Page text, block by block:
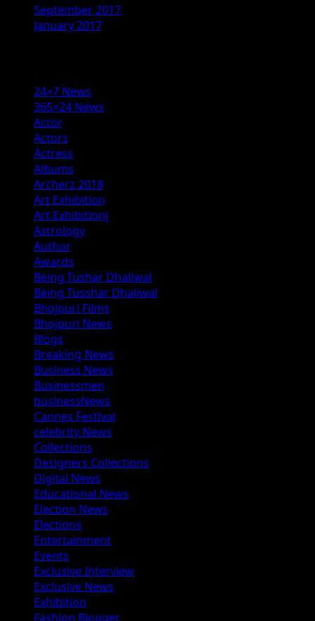
September 2017
January 2017
24×7 News
365×24 News
Actor
Actors
Actress
Albums
Archerz 2018
Art Exhibition
Art Exhibitionj
Astrology
Author
Awards
Being Tushar Dhaliwal
Being Tusshar Dhaliwal
Bhojpuri Films
Bhojpuri News
Blogs
Breaking News
Business News
Businessmen
businessNews
Cannes Festival
celebrity News
Collections
Designers Collections
Digital News
Educational News
Election News
Elections
Entertainment
Events
Exclusive Interview
Exclusive News
Exhibition
Fashion Blogger